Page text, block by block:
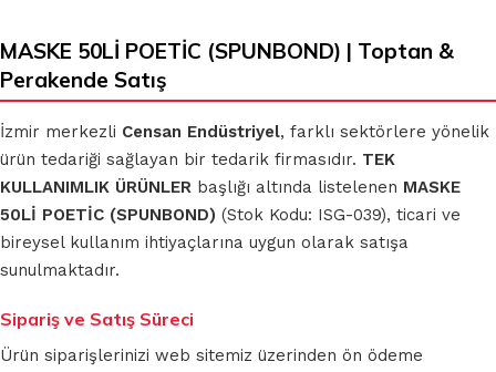
MASKE 50Lİ POETİC (SPUNBOND) | Toptan &
Perakende Satış
İzmir merkezli Censan Endüstriyel, farklı sektörlere yönelik
ürün tedariği sağlayan bir tedarik firmasıdır. TEK
KULLANIMLIK ÜRÜNLER başlığı altında listelenen MASKE
50Lİ POETİC (SPUNBOND) (Stok Kodu: ISG-039), ticari ve
bireysel kullanım ihtiyaçlarına uygun olarak satışa
sunulmaktadır.
Sipariş ve Satış Süreci
Ürün siparişlerinizi web sitemiz üzerinden ön ödeme